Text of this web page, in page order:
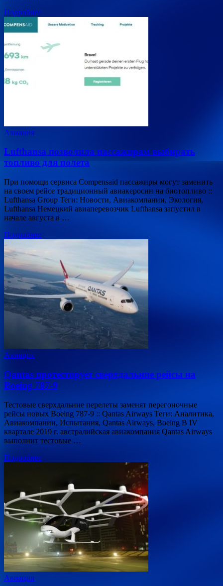
Подробнее
Авиация
Lufthansa позволила пассажирам выбирать
топливо для полета
При помощи сервиса Compensaid пассажиры могут заменить
на своем рейсе традиционный авиакеросин на биотопливо ::
Lufthansa Group Теги: Новости, Авиакомпании, Экология,
Lufthansa Немецкий авиаперевозчик Lufthansa запустил в
начале августа в …
Подробнее
Авиация
Qantas протестирует сверхдальние рейсы на
Boeing 787-9
Тестовые сверхдальние перелеты заменят перегоночные
рейсы новых Boeing 787-9 :: Qantas Airways Теги: Аналитика,
Авиакомпании, Испытания, Qantas Airways, Boeing В IV
квартале 2019 г. австралийская авиакомпания Qantas Airways
выполнит тестовые …
Подробнее
Авиация